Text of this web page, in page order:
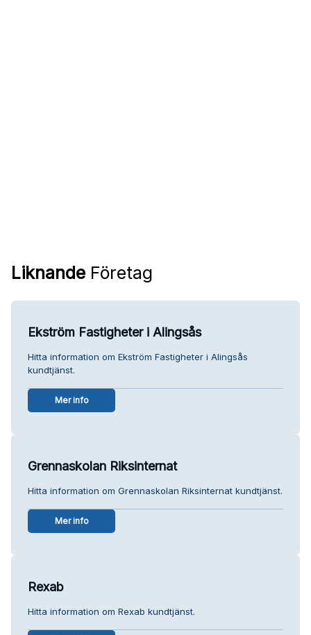
Liknande Företag
Ekström Fastigheter i Alingsås
Hitta information om Ekström Fastigheter i Alingsås
kundtjänst.
Mer info
Grennaskolan Riksinternat
Hitta information om Grennaskolan Riksinternat kundtjänst.
Mer info
Rexab
Hitta information om Rexab kundtjänst.